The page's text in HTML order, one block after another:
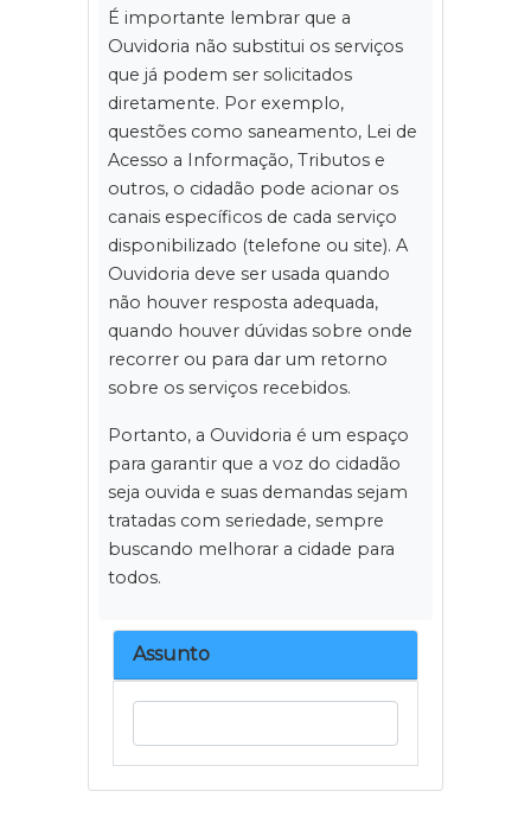
É importante lembrar que a
Ouvidoria não substitui os serviços
que já podem ser solicitados
diretamente. Por exemplo,
questões como saneamento, Lei de
Acesso a Informação, Tributos e
outros, o cidadão pode acionar os
canais específicos de cada serviço
disponibilizado (telefone ou site). A
Ouvidoria deve ser usada quando
não houver resposta adequada,
quando houver dúvidas sobre onde
recorrer ou para dar um retorno
sobre os serviços recebidos.
Portanto, a Ouvidoria é um espaço
para garantir que a voz do cidadão
seja ouvida e suas demandas sejam
tratadas com seriedade, sempre
buscando melhorar a cidade para
todos.
Assunto